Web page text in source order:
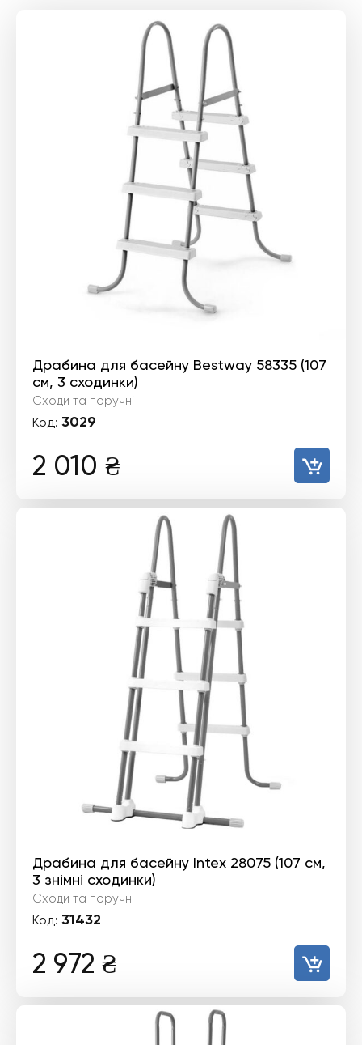
Драбина для басейну Bestway 58335 (107
см, 3 сходинки)
Сходи та поручні
Код: 3029
2 010 ₴
Драбина для басейну Intex 28075 (107 см,
3 знімні сходинки)
Сходи та поручні
Код: 31432
2 972 ₴